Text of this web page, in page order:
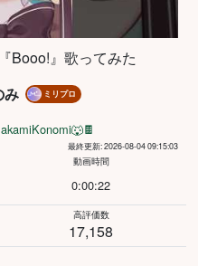
Booo!』歌ってみた
み
ミリプロ
最終更新: 2026-08-04 09:15:03
動画時間
0:00:22
高評価数
17,158